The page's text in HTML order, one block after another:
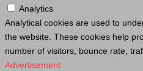
Analytics
Analytical cookies are used to
the website. These cookies help
number of visitors, bounce rate,
Advertisement